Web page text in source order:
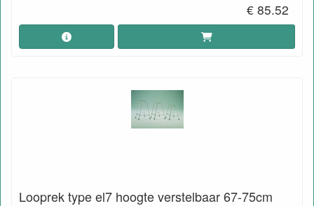
€ 85.52
Looprek type el7 hoogte verstelbaar 67-75cm